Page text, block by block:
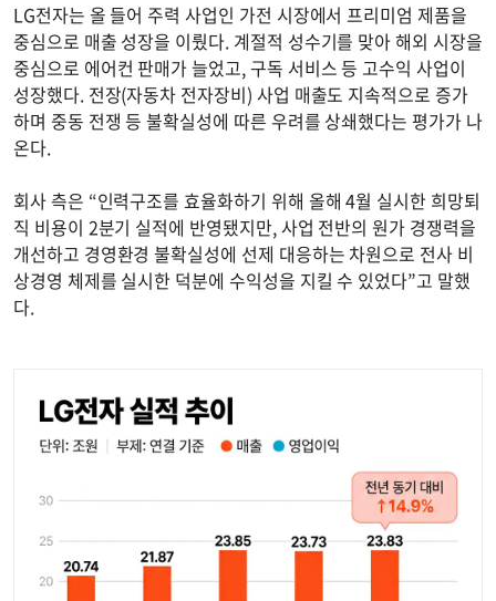
LG전자는 올 들어 주력 사업인 가전 시장에서 프리미엄 제품을
중심으로 매출 성장을 이뤘다. 계절적 성수기를 맞아 해외 시장을
중심으로 에어컨 판매가 늘었고, 구독 서비스 등 고수익 사업이
성장했다. 전장(자동차 전자장비) 사업 매출도 지속적으로 증가
하며 중동 전쟁 등 불확실성에 따른 우려를 상쇄했다는 평가가 나
온다.
회사 측은 “인력구조를 효율화하기 위해 올해 4월 실시한 희망퇴
직 비용이 2분기 실적에 반영됐지만, 사업 전반의 원가 경쟁력을
개선하고 경영환경 불확실성에 선제 대응하는 차원으로 전사 비
상경영 체제를 실시한 덕분에 수익성을 지킬 수 있었다”고 말했
다.